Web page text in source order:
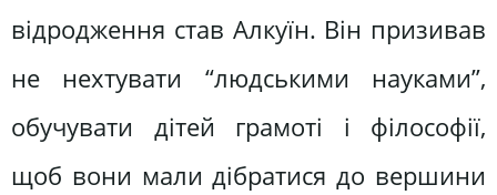
відродження став Алкуїн. Він призивав
не нехтувати “людськими науками”,
обучувати дітей грамоті і філософії,
щоб вони мали дібратися до вершини